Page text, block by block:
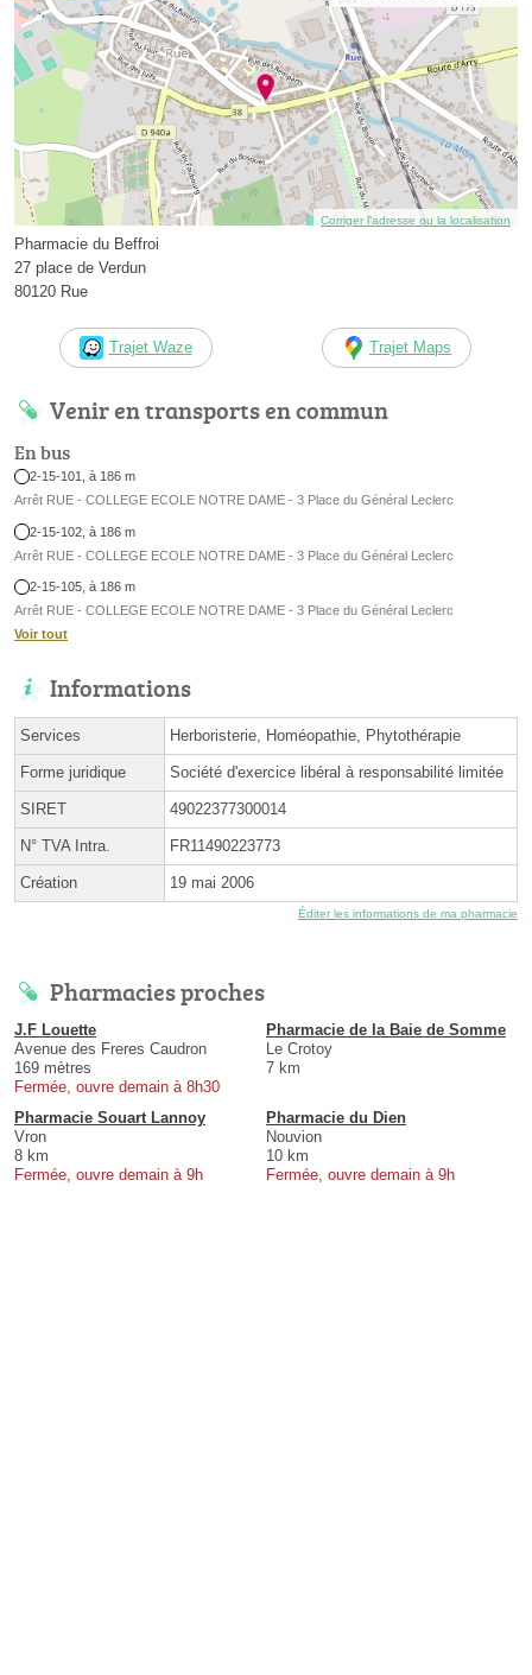
Corriger l’adresse ou la localisation
Pharmacie du Beffroi
27 place de Verdun
80120 Rue
Trajet Waze Trajet Maps
Venir en transports en commun
En bus
2-15-101, à 186 m
Arrêt RUE - COLLEGE ECOLE NOTRE DAME - 3 Place du Général Leclerc
2-15-102, à 186 m
Arrêt RUE - COLLEGE ECOLE NOTRE DAME - 3 Place du Général Leclerc
2-15-105, à 186 m
Arrêt RUE - COLLEGE ECOLE NOTRE DAME - 3 Place du Général Leclerc
Voir tout
Informations
Services Herboristerie, Homéopathie, Phytothérapie
Forme juridique Société d'exercice libéral à responsabilité limitée
SIRET 49022377300014
N° TVA Intra. FR11490223773
Création 19 mai 2006
Éditer les informations de ma pharmacie
Pharmacies proches
J.F Louette
Avenue des Freres Caudron
169 mètres
Fermée, ouvre demain à 8h30
Pharmacie de la Baie de Somme
Le Crotoy
7 km
Pharmacie Souart Lannoy
Vron
8 km
Fermée, ouvre demain à 9h
Pharmacie du Dien
Nouvion
10 km
Fermée, ouvre demain à 9h